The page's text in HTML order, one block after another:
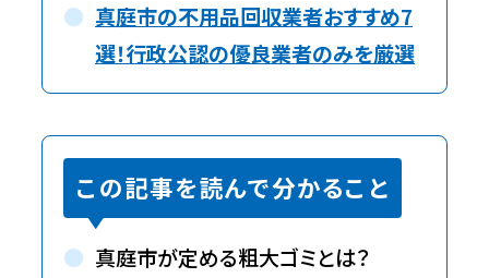
真庭市の不用品回収業者おすすめ7
選！行政公認の優良業者のみを厳選
この記事を読んで分かること
真庭市が定める粗大ゴミとは？